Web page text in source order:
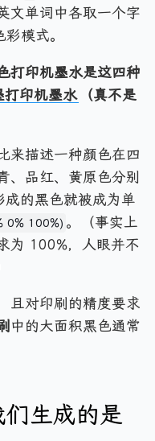
文单词中各取一个字
彩模式。
打印机墨水是这四种
打印机墨水
（真不是
来描述一种颜色在四
、品红、黄原色分别
的黑色就被成为单
0% 100%) 。（事实上
为 100%，人眼并不
且对印刷的精度要求
中的大面积黑色通常
生成的是